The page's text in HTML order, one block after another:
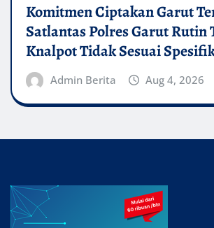
Komitmen Ciptakan Garut
Satlantas Polres Garut Rutin
Knalpot Tidak Sesuai
Admin Berita Aug 4, 2026